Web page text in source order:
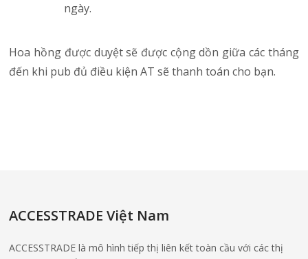
ngày.
Hoa hồng được duyệt sẽ được cộng dồn giữa các tháng
đến khi pub đủ điều kiện AT sẽ thanh toán cho bạn.
ACCESSTRADE Việt Nam
ACCESSTRADE là mô hình tiếp thị liên kết toàn cầu với các thị